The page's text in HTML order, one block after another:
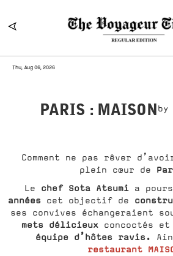
Thu, Aug 06, 2026
PARIS : MAISONby
Comment ne pas rêver
plein cœur de
Le chef Sota Atsumi a
années
cet objectif de
ses convives échangeraient
mets délicieux concoctés
équipe d’hôtes ravis.
restaurant